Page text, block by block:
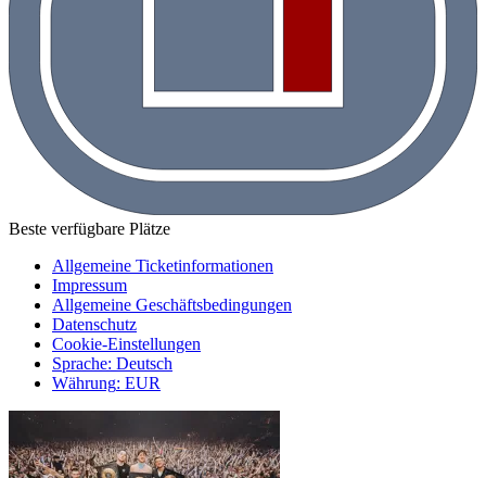
Beste verfügbare Plätze
Allgemeine Ticketinformationen
Impressum
Allgemeine Geschäftsbedingungen
Datenschutz
Cookie-Einstellungen
Sprache: Deutsch
Währung: EUR